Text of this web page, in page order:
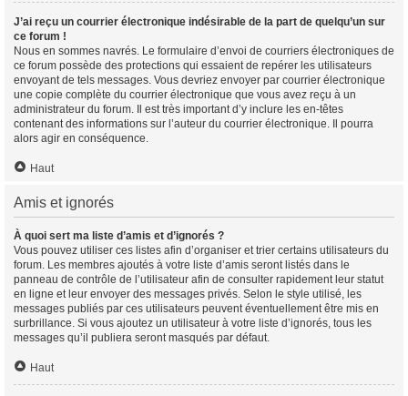
J’ai reçu un courrier électronique indésirable de la part de quelqu’un sur
ce forum !
Nous en sommes navrés. Le formulaire d’envoi de courriers électroniques de
ce forum possède des protections qui essaient de repérer les utilisateurs
envoyant de tels messages. Vous devriez envoyer par courrier électronique
une copie complète du courrier électronique que vous avez reçu à un
administrateur du forum. Il est très important d’y inclure les en-têtes
contenant des informations sur l’auteur du courrier électronique. Il pourra
alors agir en conséquence.
Haut
Amis et ignorés
À quoi sert ma liste d’amis et d’ignorés ?
Vous pouvez utiliser ces listes afin d’organiser et trier certains utilisateurs du
forum. Les membres ajoutés à votre liste d’amis seront listés dans le
panneau de contrôle de l’utilisateur afin de consulter rapidement leur statut
en ligne et leur envoyer des messages privés. Selon le style utilisé, les
messages publiés par ces utilisateurs peuvent éventuellement être mis en
surbrillance. Si vous ajoutez un utilisateur à votre liste d’ignorés, tous les
messages qu’il publiera seront masqués par défaut.
Haut